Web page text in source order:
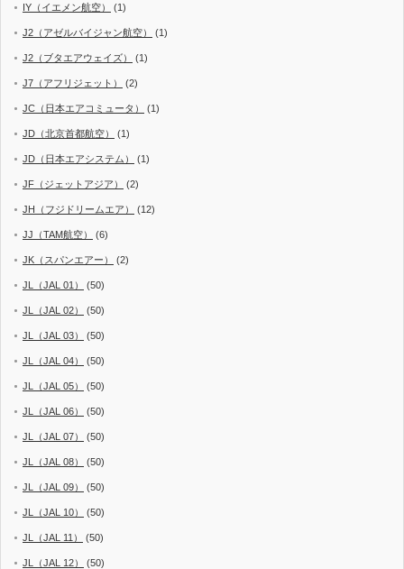
IY（イエメン航空） (1)
J2（アゼルバイジャン航空） (1)
J2（ブタエアウェイズ） (1)
J7（アフリジェット） (2)
JC（日本エアコミュータ） (1)
JD（北京首都航空） (1)
JD（日本エアシステム） (1)
JF（ジェットアジア） (2)
JH（フジドリームエア） (12)
JJ（TAM航空） (6)
JK（スパンエアー） (2)
JL（JAL 01） (50)
JL（JAL 02） (50)
JL（JAL 03） (50)
JL（JAL 04） (50)
JL（JAL 05） (50)
JL（JAL 06） (50)
JL（JAL 07） (50)
JL（JAL 08） (50)
JL（JAL 09） (50)
JL（JAL 10） (50)
JL（JAL 11） (50)
JL（JAL 12） (50)